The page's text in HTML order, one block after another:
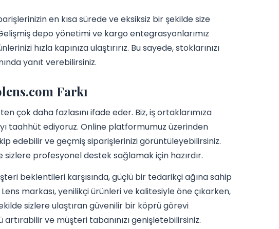
en kısa sürede ve eksiksiz bir şekilde size
depo yönetimi ve kargo entegrasyonlarımız
hızla kapınıza ulaştırırız. Bu sayede, stoklarınızı
yanıt verebilirsiniz.
Farkı
çok daha fazlasını ifade eder. Biz, iş ortaklarımıza
taahhüt ediyoruz. Online platformumuz üzerinden
edebilir ve geçmiş siparişlerinizi görüntüleyebilirsiniz.
profesyonel destek sağlamak için hazırdır.
beklentileri karşısında, güçlü bir tedarikçi ağına sahip
markası, yenilikçi ürünleri ve kalitesiyle öne çıkarken,
sizlere ulaştıran güvenilir bir köprü görevi
ve müşteri tabanınızı genişletebilirsiniz.